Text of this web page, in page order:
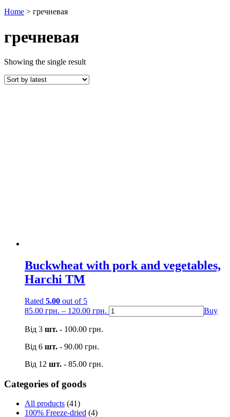
Home > гречневая
гречневая
Showing the single result
Buckwheat with pork and vegetables,
Harchі TM
Rated 5.00 out of 5
85.00 грн. – 120.00 грн. Buy
Від 3 шт. - 100.00 грн.
Від 6 шт. - 90.00 грн.
Від 12 шт. - 85.00 грн.
Categories of goods
All products (41)
100% Freeze-dried (4)